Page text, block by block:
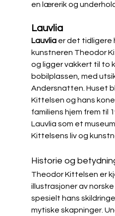
en lærerik og
Lauvlia
Lauvlia er det tidligere
kunstneren Theodor
og ligger vakkert til to
bobilplassen, med
Andersnatten. Huset
Kittelsen og hans
familiens hjem frem til
Lauvlia som et
Kittelsens liv og
Historie og
Theodor Kittelsen er
illustrasjoner av
spesielt hans
mytiske skapninger.